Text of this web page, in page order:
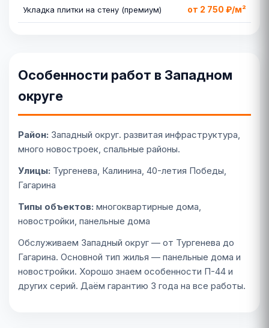
Укладка плитки на стену (премиум) от 2 750 ₽/м²
Особенности работ в Западном
округе
Район: Западный округ. развитая инфраструктура,
много новостроек, спальные районы.
Улицы: Тургенева, Калинина, 40-летия Победы,
Гагарина
Типы объектов: многоквартирные дома,
новостройки, панельные дома
Обслуживаем Западный округ — от Тургенева до
Гагарина. Основной тип жилья — панельные дома и
новостройки. Хорошо знаем особенности П-44 и
других серий. Даём гарантию 3 года на все работы.